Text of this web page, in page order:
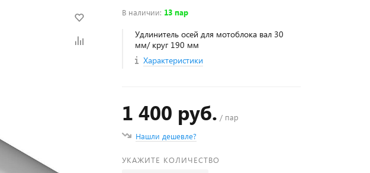
В наличии: 13 пар
Удлинитель осей для мотоблока вал 30
мм/ круг 190 мм
Характеристики
1 400 руб. / пар
Нашли дешевле?
УКАЖИТЕ КОЛИЧЕСТВО